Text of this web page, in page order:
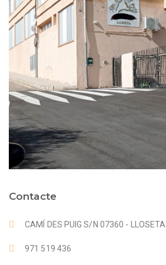
Contacte
CAMÍ DES PUIG S/N 07360 - LLOSETA
971 519 436